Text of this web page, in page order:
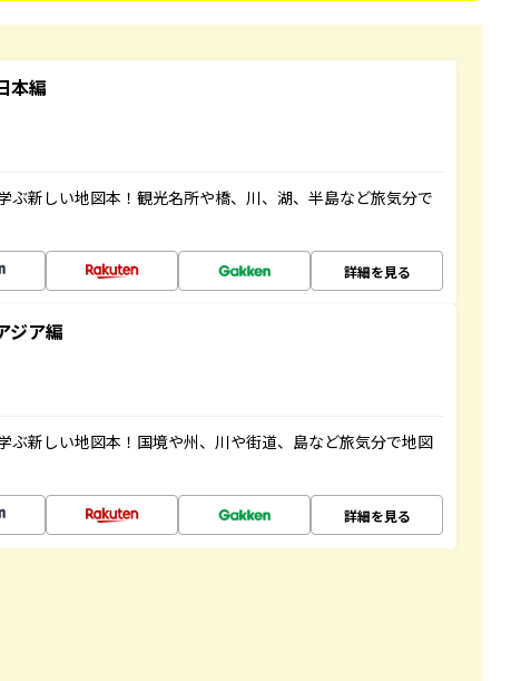
本編
ぶ新しい地図本！観光名所や橋、川、湖、半島など旅気分で
詳細を見る
ア編
ぶ新しい地図本！国境や州、川や街道、島など旅気分で地図
詳細を見る